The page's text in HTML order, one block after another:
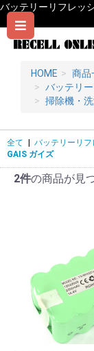
バッテリーリフレッ
HOME
商品
バッテリ
掃除機・
全て バッテリーリ
GAIS ガイズ
2件の商品が見